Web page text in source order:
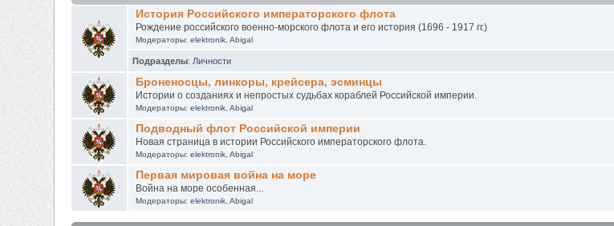
История Российского императорского флота
Рождение российского военно-морского флота и его история (1696 - 1917 гг.)
Модераторы: elektronik, Abigal
Подразделы: Личности
Броненосцы, линкоры, крейсера, эсминцы
Истории о созданиях и непростых судьбах кораблей Российской империи.
Модераторы: elektronik, Abigal
Подводный флот Российской империи
Новая страница в истории Российского императорского флота.
Модераторы: elektronik, Abigal
Первая мировая война на море
Война на море особенная...
Модераторы: elektronik, Abigal